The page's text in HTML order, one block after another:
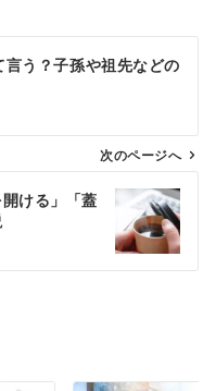
言う？子孫や祖先などの
次のページへ
ける」「蓋